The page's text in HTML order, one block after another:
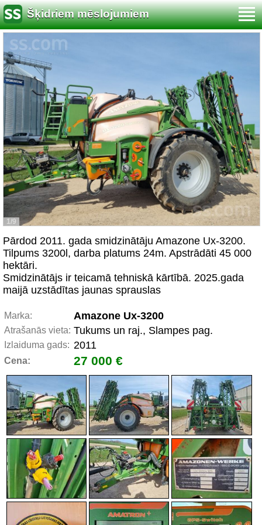
Šķidriem mēslojumiem
1/9
Pārdod 2011. gada smidzinātāju Amazone Ux-3200.
Tilpums 3200l, darba platums 24m. Apstrādāti 45 000
hektāri.
Smidzinātājs ir teicamā tehniskā kārtībā. 2025.gada
maijā uzstādītas jaunas sprauslas
Marka: Amazone Ux-3200
Atrašanās vieta: Tukums un raj., Slampes pag.
Izlaiduma gads: 2011
Cena: 27 000 €